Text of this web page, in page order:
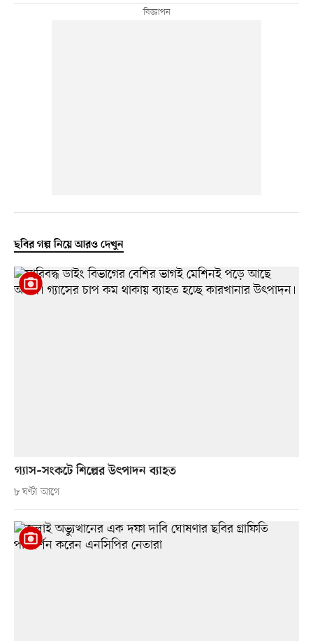
ছবির গল্প নিয়ে আরও দেখুন
গ্যাস–সংকটে শিল্পের উৎপাদন ব্যাহত
৮ ঘণ্টা আগে